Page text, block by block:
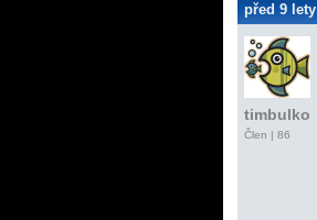
před 9 lety
timbulko
Člen | 86